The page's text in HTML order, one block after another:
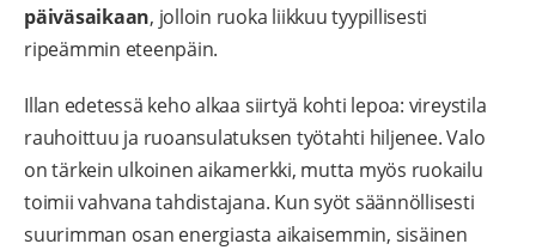
päiväsaikaan, jolloin ruoka liikkuu tyypillisesti
ripeämmin eteenpäin.
Illan edetessä keho alkaa siirtyä kohti lepoa: vireystila
rauhoittuu ja ruoansulatuksen työtahti hiljenee. Valo
on tärkein ulkoinen aikamerkki, mutta myös ruokailu
toimii vahvana tahdistajana. Kun syöt säännöllisesti
suurimman osan energiasta aikaisemmin, sisäinen